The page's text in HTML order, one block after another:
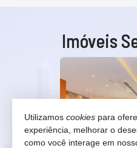
Imóveis
Utilizamos cookies para
experiência, melhorar o
como você interage em